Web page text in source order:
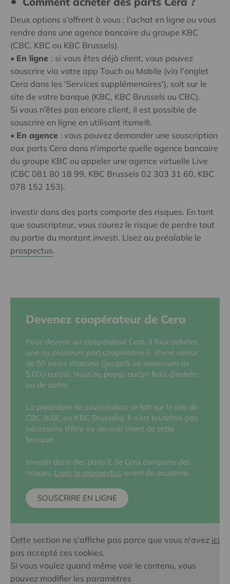
Deux options s’offrent à vous : l’achat en ligne ou vous
rendre dans une agence bancaire du groupe KBC
(CBC, KBC ou KBC Brussels).
• En ligne : si vous êtes déjà client, vous pouvez
souscrire via votre app Touch ou Mobile (via l'onglet
Cera dans les 'Services supplémenaires'), soit sur le
site de votre banque (KBC, KBC Brussels ou CBC).
Si vous n’êtes pas encore client, il est possible de
souscrire en ligne en utilisant itsme®.
• En agence : vous pouvez demander une souscription
aux parts Cera dans n'importe quelle agence bancaire
du groupe KBC ou appeler une agence virtuelle Live
(CBC 081 80 18 99, KBC Brussels 02 303 31 60, KBC
078 152 153).
Investir dans des parts comporte des risques. En tant
que souscripteur, vous courez le risque de perdre tout
ou partie du montant investi. Lisez au préalable le
prospectus.
Devenez coopérateur de Cera
Pour devenir un coopérateur Cera, il faut acheter
une ou plusieurs part coopérative E, d'une valeur
de 50 euros chacune (jusqu'à un maximum de
5.000 euros). Vous ne payez aucun frais d'entrée
ou de sortie.
La procédure de souscription se fait sur le site de
CBC (KBC ou KBC Brussels). Il n’est toutefois pas
nécessaire d’être ou devenir client de cette
banque.
Investir dans des parts E de Cera comporte des
risques. Lisez le prospectus avant de souscrire.
SOUSCRIRE EN LIGNE
Cette section ne s'affiche pas parce que vous n'avez
pas accepté ces cookies.
Si vous voulez quand même voir le contenu, vous
pouvez modifier les paramètres
ici